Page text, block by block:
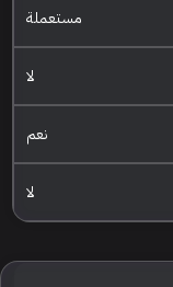
مستعملة
لا
نعم
لا